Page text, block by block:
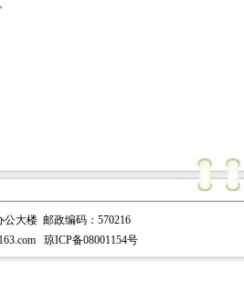
大楼 邮政编码：570216
琼ICP备08001154号